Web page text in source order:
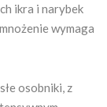
ikra i narybek
wymaga
osobniki, z